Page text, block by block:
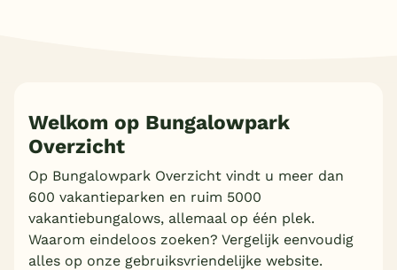
Welkom op Bungalowpark
Overzicht
Op Bungalowpark Overzicht vindt u meer dan
600 vakantieparken en ruim 5000
vakantiebungalows, allemaal op één plek.
Waarom eindeloos zoeken? Vergelijk eenvoudig
alles op onze gebruiksvriendelijke website.